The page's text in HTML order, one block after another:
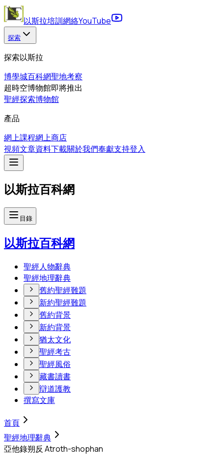
以斯拉培訓網絡YouTube
探索
探索以斯拉
博學城百科網聖地考察
超時空博物館即將推出
聖經探索博物館
產品
網上課程網上商店
視頻文章資料下載關於我們奉獻支持登入
以斯拉百科網
目錄
以斯拉百科網
聖經人物辭典
聖經地理辭典
舊約聖經難題
新約聖經難題
舊約背景
新約背景
猶太文化
聖經考古
聖經風俗
藏書讀書
辯道護教
撰寫文庫
首頁
聖經地理辭典
亞他錄朔反 Atroth-shophan